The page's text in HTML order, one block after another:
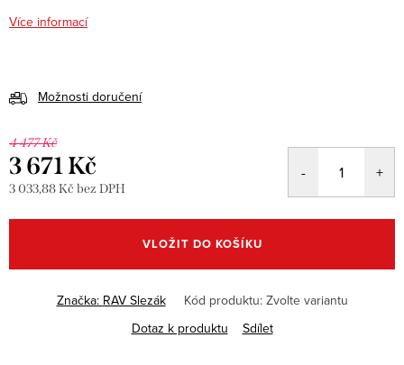
Více informací
Možnosti doručení
4 477 Kč
3 671 Kč
3 033,88 Kč bez DPH
cena:
VLOŽIT DO KOŠÍKU
Značka: RAV Slezák Kód produktu: Zvolte variantu
Dotaz k produktu
Sdílet